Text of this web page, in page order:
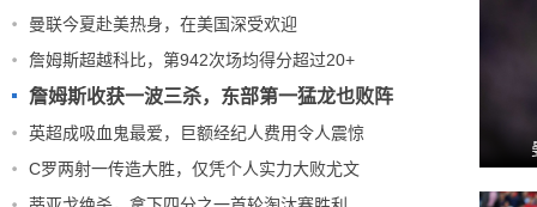
曼联今夏赴美热身，在美国深受欢迎
詹姆斯超越科比，第942次场均得分超过20+
詹姆斯收获一波三杀，东部第一猛龙也败阵
英超成吸血鬼最爱，巨额经纪人费用令人震惊
C罗两射一传造大胜，仅凭个人实力大败尤文